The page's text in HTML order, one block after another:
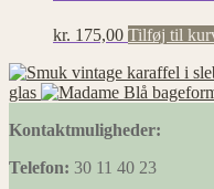
kr. 175,00 Tilføj til
glas
Kontaktmuligheder:
Telefon: 30 11 40 23